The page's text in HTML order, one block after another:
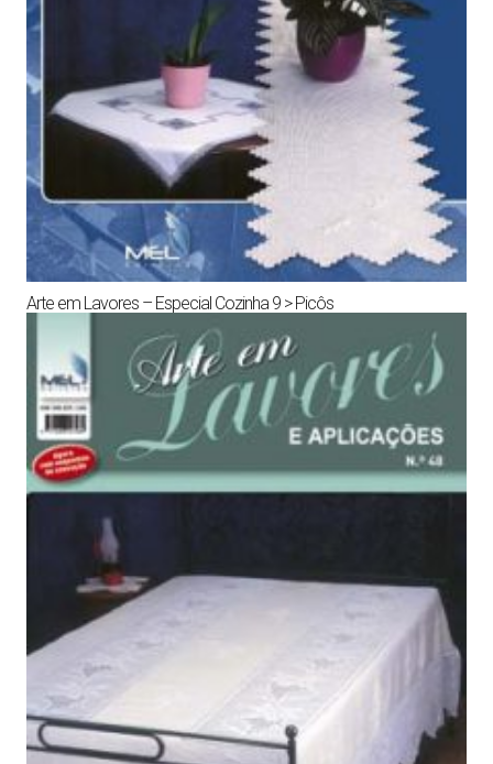
Arte em Lavores – Especial Cozinha 9 > Picôs